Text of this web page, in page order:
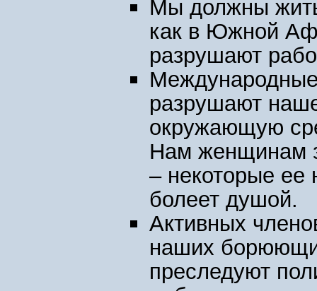
Мы должны
как в Южной
разрушают
разрушают
окружающую
Нам женщинам
– некоторые ее
болеет душой.
Активных
наших
преследуют